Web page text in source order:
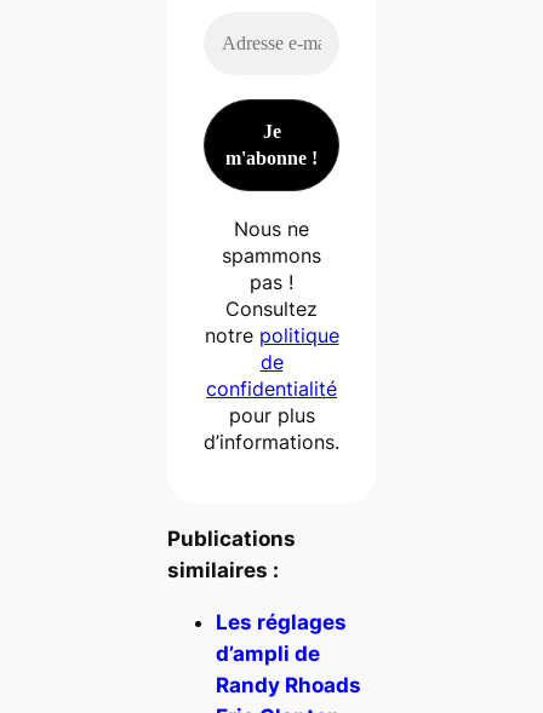
Nous ne
spammons
pas !
Consultez
notre politique
de
confidentialité
pour plus
d’informations.
Publications
similaires :
Les réglages
d’ampli de
Randy Rhoads